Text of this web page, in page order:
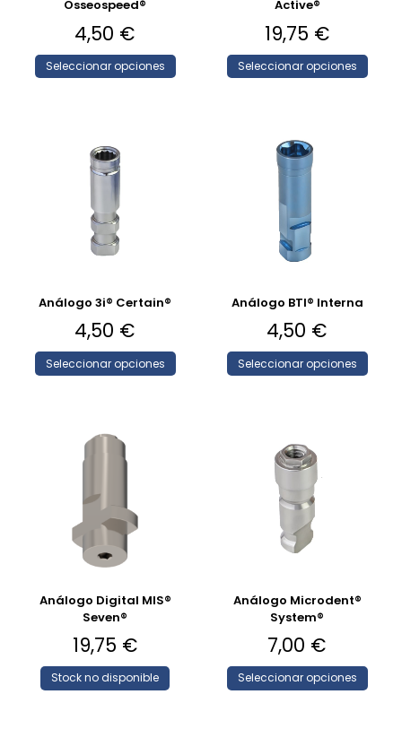
Osseospeed®
4,50 €
Seleccionar opciones
Active®
19,75 €
Seleccionar opciones
Análogo 3i® Certain®
4,50 €
Seleccionar opciones
Análogo BTI® Interna
4,50 €
Seleccionar opciones
Análogo Digital MIS®
Seven®
19,75 €
Stock no disponible
Análogo Microdent®
System®
7,00 €
Seleccionar opciones